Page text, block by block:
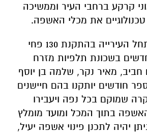
קרקע ברחבי העיר וממשיכה
את מכלי האשפה.
מיום שני הקרוב תחל העירייה בהתקנת 130 פחי
בשכונת תלפיות מזרח
מאיר נקר, שלמה בן יוסף
חודשים יותקנו בהם חיישנים
שמוקם בכל נפה ויעבירו
בתוך המכל ומועד מומלץ
יהיה לתכנן פינוי אשפה יעיל,